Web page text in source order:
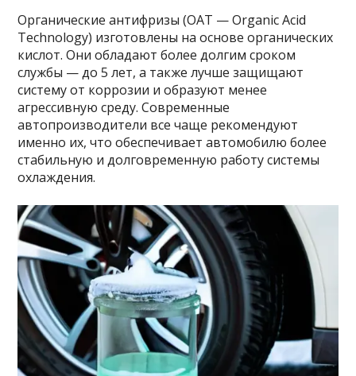
Органические антифризы (OAT — Organic Acid
Technology) изготовлены на основе органических
кислот. Они обладают более долгим сроком
службы — до 5 лет, а также лучше защищают
систему от коррозии и образуют менее
агрессивную среду. Современные
автопроизводители все чаще рекомендуют
именно их, что обеспечивает автомобилю более
стабильную и долговременную работу системы
охлаждения.